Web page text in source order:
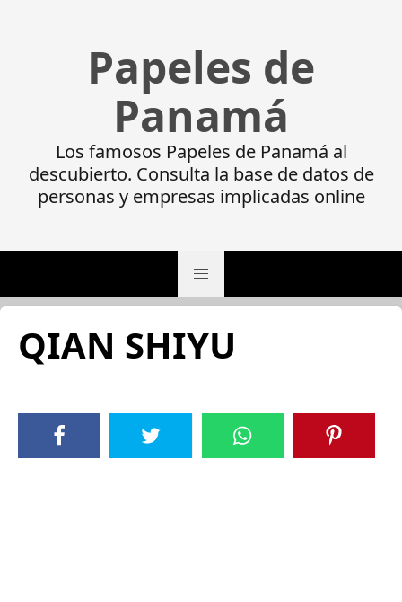
Papeles de
Panamá
Los famosos Papeles de Panamá al
descubierto. Consulta la base de datos de
personas y empresas implicadas online
QIAN SHIYU